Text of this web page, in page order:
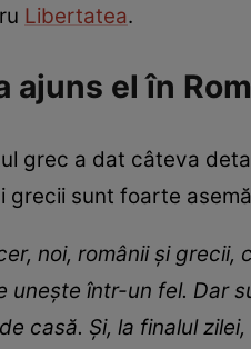
Libertatea.
ajuns el în
grec a dat câteva
grecii sunt foarte
noi, românii și
unește într-un fel. Dar
casă. Și, la finalul